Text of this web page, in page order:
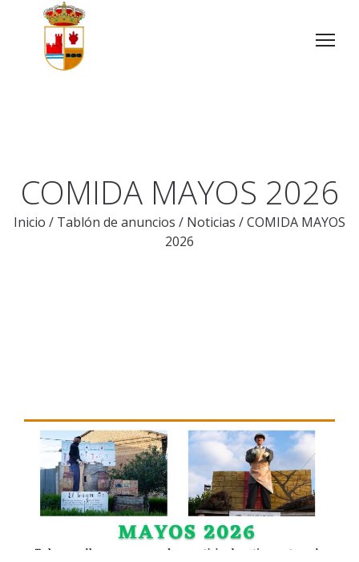
COMIDA MAYOS 2026
Inicio / Tablón de anuncios / Noticias /COMIDA MAYOS
2026